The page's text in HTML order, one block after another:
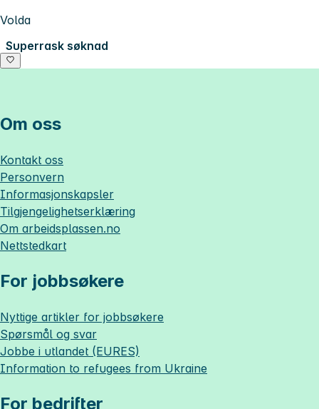
Volda
Superrask søknad
Om oss
Kontakt oss
Personvern
Informasjonskapsler
Tilgjengelighetserklæring
Om arbeidsplassen.no
Nettstedkart
For jobbsøkere
Nyttige artikler for jobbsøkere
Spørsmål og svar
Jobbe i utlandet (EURES)
Information to refugees from Ukraine
For bedrifter